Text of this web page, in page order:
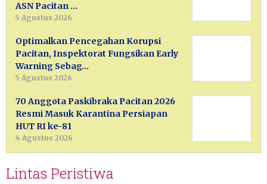
ASN Pacitan …
5 Agustus 2026
Optimalkan Pencegahan Korupsi
Pacitan, Inspektorat Fungsikan Early
Warning Sebag…
5 Agustus 2026
70 Anggota Paskibraka Pacitan 2026
Resmi Masuk Karantina Persiapan
HUT RI ke-81
4 Agustus 2026
Lintas Peristiwa